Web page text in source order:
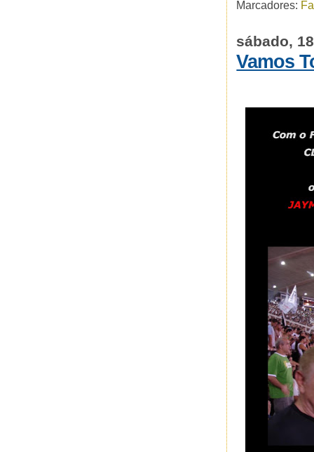
Marcadores:
sábado,
Vamos